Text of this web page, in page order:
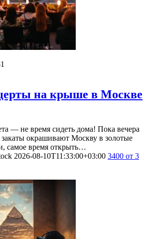
на крыше в Москве
— не время сидеть дома! Пока вечера
окрашивают Москву в золотые
самое время открыть…
2026-08-10T11:33:00+03:00 3400 от 3